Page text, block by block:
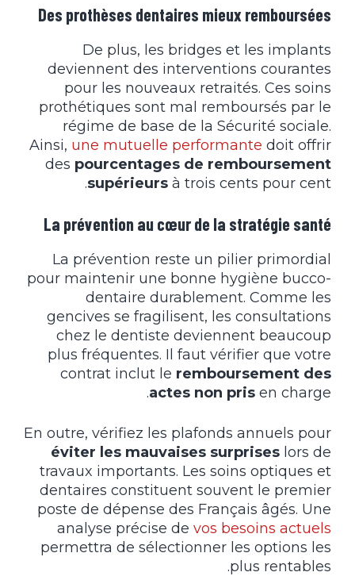
Des prothèses dentaires mieux remboursées
De plus, les bridges et les implants
deviennent des interventions courantes
pour les nouveaux retraités. Ces soins
prothétiques sont mal remboursés par le
régime de base de la Sécurité sociale.
Ainsi, une mutuelle performante doit offrir
des pourcentages de remboursement
supérieurs à trois cents pour cent.
La prévention au cœur de la stratégie santé
La prévention reste un pilier primordial
pour maintenir une bonne hygiène bucco-
dentaire durablement. Comme les
gencives se fragilisent, les consultations
chez le dentiste deviennent beaucoup
plus fréquentes. Il faut vérifier que votre
contrat inclut le remboursement des
actes non pris en charge.
En outre, vérifiez les plafonds annuels pour
éviter les mauvaises surprises lors de
travaux importants. Les soins optiques et
dentaires constituent souvent le premier
poste de dépense des Français âgés. Une
analyse précise de vos besoins actuels
permettra de sélectionner les options les
plus rentables.